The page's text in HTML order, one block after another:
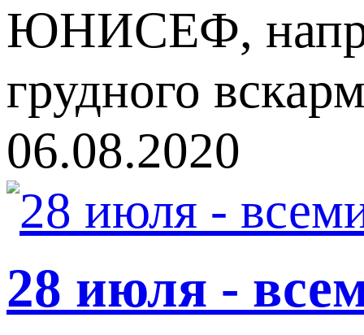
ЮНИСЕФ,
грудного
06.08.2020
28 июля -